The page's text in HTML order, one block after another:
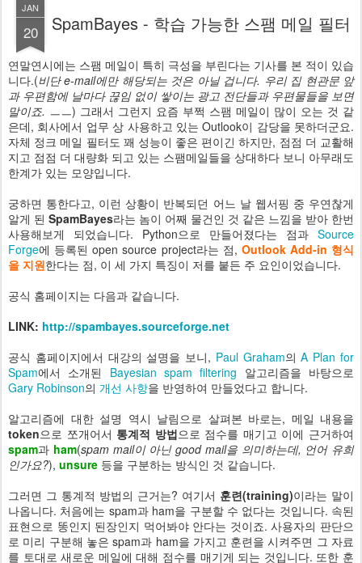
JAN
20 SpamBayes - 학습 가능한 스팸 메일 필터
연말연시에는 스팸 메일이 특히 극성을 부린다는 기사를 본 적이 있습
니다.(비단 e-mail에만 해당되는 것은 아닐 겁니다. 우리 집 현관문 앞
과 우편함에 날마다 끊임 없이 쌓이는 광고 전단들과 우편물들을 보면
말이죠. ㅡㅡ) 그래서 그런지 요즘 부쩍 스팸 메일이 많이 오는 것 같
은데, 회사에서 업무 상 사용하고 있는 Outlook이 감당을 못하더군요.
자체 정크 메일 필터도 꽤 성능이 좋은 편이긴 하지만, 점점 더 교활해
지고 점점 더 대량화 되고 있는 스팸메일들을 상대하다 보니 아무래도
한계가 있는 모양입니다.
궁하면 통한다고, 이런 상황이 반복되던 어느 날 웹서핑 중 우연찮게
알게 된 SpamBayes라는 놈이 어째 물건인 것 같은 느낌을 받아 한번
사용해보게 되었습니다. Python으로 만들어졌다는 점과 Source
Forge에 등록된 open source project라는 점, Outlook Add-in 형식
을 지원한다는 점, 이 세 가지 특징이 저를 붙든 주 요인이었습니다.
공식 홈페이지는 다음과 같습니다.
LINK: http://spambayes.sourceforge.net
공식 홈페이지에서 대강의 설명을 보니, Paul Graham의A Plan for
Spam에서 소개된 Bayesian spam filtering 알고리즘을 바탕으로
Gary Robinson의 개선 사항을 반영하여 만들었다고 합니다.
알고리즘에 대한 설명 역시 날림으로 살펴본 바로는, 메일 내용을
token으로 쪼개어서 통계적 방법으로 점수를 매기고 이에 근거하여
spam과 ham(spam mail이 아닌 good mail을 의미하는데, 언어 유희
인가요?), unsure 등을 구분하는 방식인 것 같습니다.
그러면 그 통계적 방법의 근거는? 여기서 훈련(training)이라는 말이
나옵니다. 처음에는 spam과 ham을 구분할 수 없다는 것입니다. 속된
표현으로 똥인지 된장인지 먹어봐야 안다는 것이죠. 사용자의 판단으
로 미리 구분해 놓은 spam과 ham을 가지고 훈련을 시켜주면 그 자료
를 토대로 새로운 메일에 대해 점수를 매기게 되는 것입니다. 또한 훈